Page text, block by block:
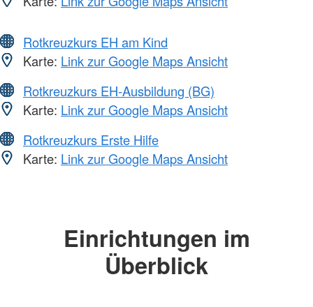
Rotkreuzkurs EH am Kind
Karte: Link zur Google Maps Ansicht
Rotkreuzkurs EH-Ausbildung (BG)
Karte: Link zur Google Maps Ansicht
Rotkreuzkurs Erste Hilfe
Karte: Link zur Google Maps Ansicht
Einrichtungen im
Überblick